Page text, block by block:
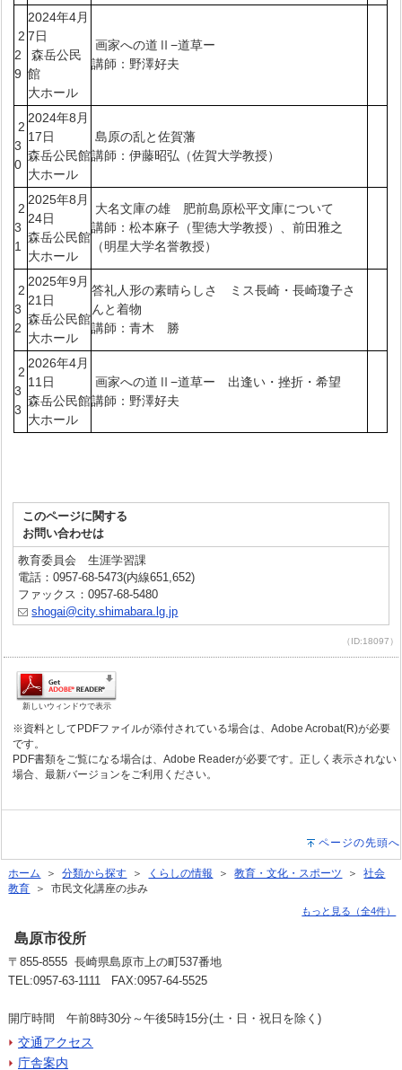
2
2
9
2024年4月
7日
森岳公民
館
大ホール
画家への道Ⅱ−道草ー
講師：野澤好夫
2
3
0
2024年8月
17日
森岳公民館
大ホール
島原の乱と佐賀藩
講師：伊藤昭弘（佐賀大学教授）
2
3
1
2025年8月
24日
森岳公民館
大ホール
大名文庫の雄 肥前島原松平文庫について
講師：松本麻子（聖徳大学教授）、前田雅之
（明星大学名誉教授）
2
3
2
2025年9月
21日
森岳公民館
大ホール
答礼人形の素晴らしさ ミス長崎・長崎瓊子さ
んと着物
講師：青木 勝
2
3
3
2026年4月
11日
森岳公民館
大ホール
画家への道Ⅱ−道草ー 出逢い・挫折・希望
講師：野澤好夫
このページに関する
お問い合わせは
教育委員会 生涯学習課
電話：0957-68-5473(内線651,652)
ファックス：0957-68-5480
shogai@city.shimabara.lg.jp
（ID:18097）
新しいウィンドウで表示
※資料としてPDFファイルが添付されている場合は、Adobe Acrobat(R)が必要
です。
PDF書類をご覧になる場合は、Adobe Readerが必要です。正しく表示されない
場合、最新バージョンをご利用ください。
ページの先頭へ
ホーム ＞分類から探す ＞ くらしの情報 ＞教育・文化・スポーツ ＞社会
教育 ＞ 市民文化講座の歩み
もっと見る（全4件）
島原市役所
〒855-8555 長崎県島原市上の町537番地
TEL:0957-63-1111 FAX:0957-64-5525
開庁時間 午前8時30分～午後5時15分(土・日・祝日を除く)
交通アクセス
庁舎案内